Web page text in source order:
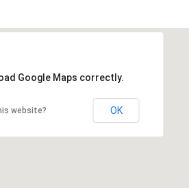
Google Maps correctly.
website? OK